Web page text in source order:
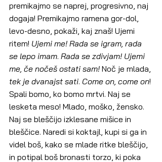
premikajmo se naprej, progresivno, naj
dogaja! Premikajmo ramena gor-dol,
levo-desno, pokaži, kaj znaš! Ujemi
ritem! Ujemi me! Rada se igram, rada
se lepo imam. Rada se zdivjam! Ujemi
me, če nočeš ostati sam! Noč je mlada,
tek je dvanajst sati. Come on, come on!
Spali bomo, ko bomo mrtvi. Naj se
lesketa meso! Mlado, moško, žensko.
Naj se bleščijo izklesane mišice in
bleščice. Naredi si koktajl, kupi si ga in
videl boš, kako se mlade ritke bleščijo,
in potipal boš bronasti torzo, ki poka